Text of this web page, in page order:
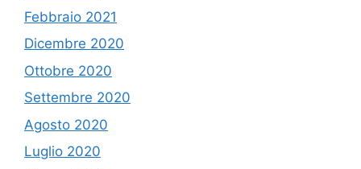
Febbraio 2021
Dicembre 2020
Ottobre 2020
Settembre 2020
Agosto 2020
Luglio 2020